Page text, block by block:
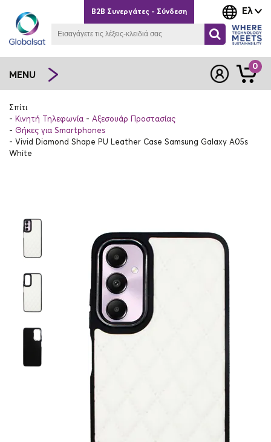
Ελ
B2B Συνεργάτες - Σύνδεση
MENU
0
Σπίτι
Κινητή Τηλεφωνία
Αξεσουάρ Προστασίας
Θήκες για Smartphones
Vivid Diamond Shape PU Leather Case Samsung Galaxy A05s
White